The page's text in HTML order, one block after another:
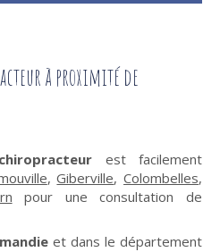
à proximité de
chiropracteur est facilement
,Giberville,Colombelles,
pour une consultation de
et dans le département